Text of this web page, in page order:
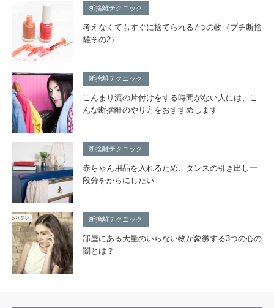
断捨離テクニック
考えなくてもすぐに捨てられる7つの物（プチ断捨
離その2）
断捨離テクニック
こんまり流の片付けをする時間がない人には、こ
んな断捨離のやり方をおすすめします
断捨離テクニック
赤ちゃん用品を入れるため、タンスの引き出し一
段分をからにしたい
断捨離テクニック
部屋にある大量のいらない物が象徴する3つの心の
闇とは？